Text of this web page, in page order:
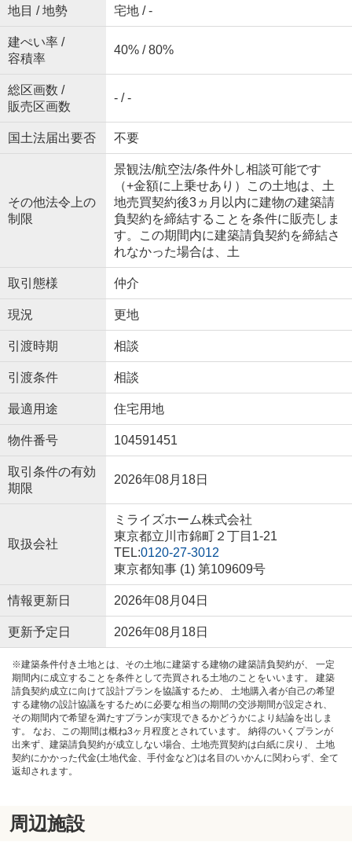
地目 / 地勢 宅地 / -
建ぺい率 /
容積率
40% / 80%
総区画数 /
販売区画数
- / -
国土法届出要否 不要
その他法令上の
制限
景観法/航空法/条件外し相談可能です
（+金額に上乗せあり）この土地は、土
地売買契約後3ヵ月以内に建物の建築請
負契約を締結することを条件に販売しま
す。この期間内に建築請負契約を締結さ
れなかった場合は、土
取引態様 仲介
現況 更地
引渡時期 相談
引渡条件 相談
最適用途 住宅用地
物件番号 104591451
取引条件の有効
期限
2026年08月18日
取扱会社
ミライズホーム株式会社
東京都立川市錦町２丁目1-21
TEL:0120-27-3012
東京都知事 (1) 第109609号
情報更新日 2026年08月04日
更新予定日 2026年08月18日
※建築条件付き土地とは、その土地に建築する建物の建築請負契約が、 一定
期間内に成立することを条件として売買される土地のことをいいます。 建築
請負契約成立に向けて設計プランを協議するため、 土地購入者が自己の希望
する建物の設計協議をするために必要な相当の期間の交渉期間が設定され、
その期間内で希望を満たすプランが実現できるかどうかにより結論を出しま
す。 なお、この期間は概ね3ヶ月程度とされています。 納得のいくプランが
出来ず、建築請負契約が成立しない場合、土地売買契約は白紙に戻り、 土地
契約にかかった代金(土地代金、手付金など)は名目のいかんに関わらず、全て
返却されます。
周辺施設